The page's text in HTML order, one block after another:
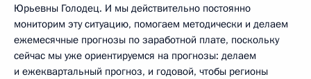
Юрьевны Голодец. И мы действительно постоянно
мониторим эту ситуацию, помогаем методически и делаем
ежемесячные прогнозы по заработной плате, поскольку
сейчас мы уже ориентируемся на прогнозы: делаем
и ежеквартальный прогноз, и годовой, чтобы регионы